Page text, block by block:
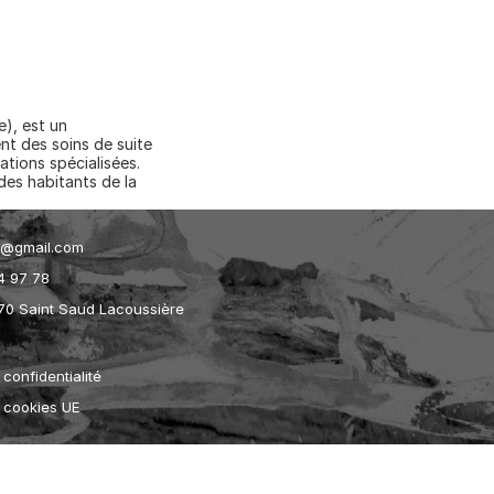
est un
des soins de suite
spécialisées.
habitants de la
97 78
Saint Saud Lacoussière
UE